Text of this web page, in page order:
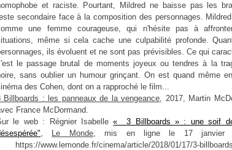
et raciste. Pourtant, Mildred ne baisse pas les
secondaire face à la composition des personnages.
une femme courageuse, qui n'hésite pas à
même si cela cache une culpabilité profonde.
ils évoluent et ne sont pas prévisibles. Ce qui
le passage brutal de moments joyeux ou tendres à la
sans oublier un humour grinçant. On est quand même
des Cohen, dont on a rapproché le film...
Billboards : les panneaux de la vengeance, 2017, Martin
France McDormand.
le web : Régnier Isabelle « 3 Billboards » : une soif
, Le Monde, mis en ligne le 17 janvier
https://www.lemonde.fr/cinema/article/2018/01/17/3-